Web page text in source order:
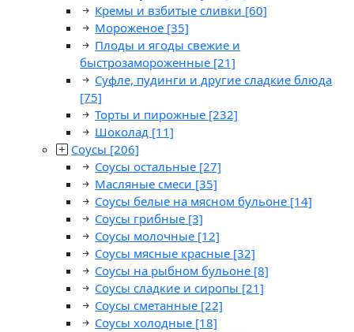
Кремы и взбитые сливки [60]
Мороженое [35]
Плоды и ягоды свежие и
быстрозамороженные [21]
Суфле, пудинги и другие сладкие блюда
[75]
Торты и пирожные [232]
Шоколад [11]
Соусы [206]
Соусы остальные [27]
Масляные смеси [35]
Соусы белые на мясном бульоне [14]
Соусы грибные [3]
Соусы молочные [12]
Соусы мясные красные [32]
Соусы на рыбном бульоне [8]
Соусы сладкие и сиропы [21]
Соусы сметанные [22]
Соусы холодные [18]